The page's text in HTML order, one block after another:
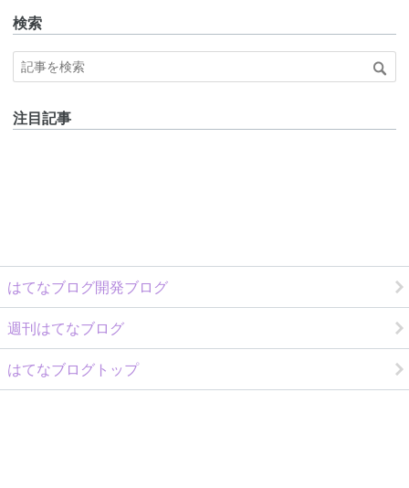
検索
注目記事
はてなブログ開発ブログ
週刊はてなブログ
はてなブログトップ